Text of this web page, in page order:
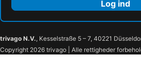
Log ind
trivago N.V., Kesselstraße 5 – 7, 40221
Copyright 2026 trivago | Alle rettigheder